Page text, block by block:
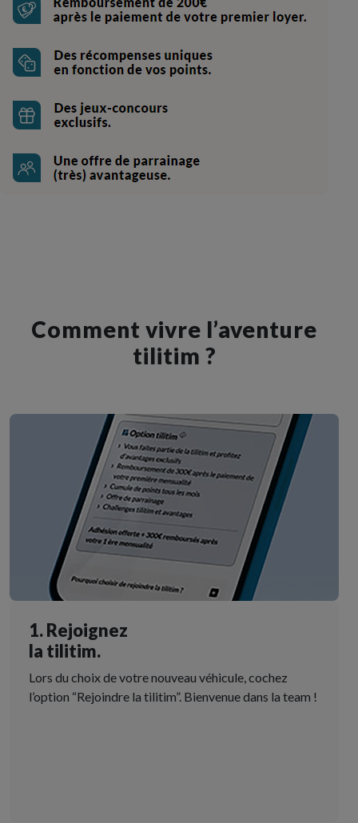
Comment vivre l’aventure
tilitim ?
1. Rejoignez
la tilitim.
Lors du choix de votre nouveau véhicule, cochez
l’option “Rejoindre la tilitim”. Bienvenue dans la team !